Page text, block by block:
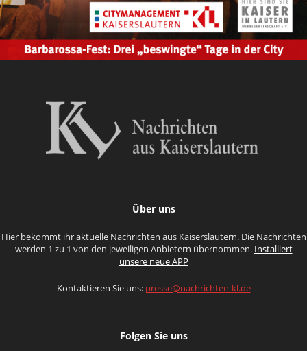
Über uns
Hier bekommt ihr aktuelle Nachrichten aus Kaiserslautern. Die Nachrichten
werden 1 zu 1 von den jeweiligen Anbietern übernommen. Installiert
unsere neue APP
Kontaktieren Sie uns: presse@nachrichten-kl.de
Folgen Sie uns